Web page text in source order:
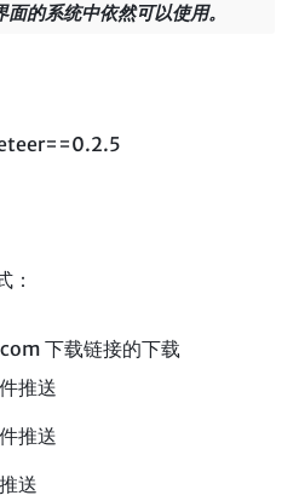
的系统中依然可以使用。
：
下载链接的下载
推送
推送
送